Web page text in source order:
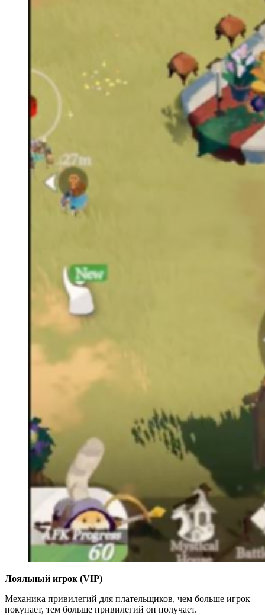
Лояльный игрок (VIP)
Механика привилегий для плательщиков, чем больше игрок
покупает, тем больше привилегий он получает.